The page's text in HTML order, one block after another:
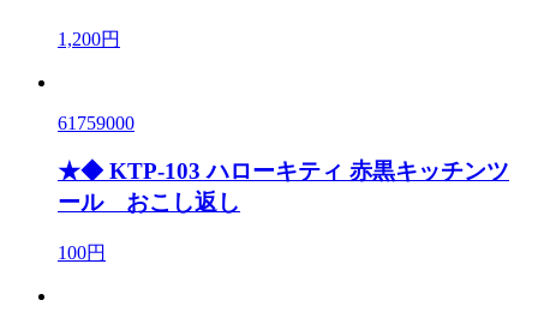
1,200円
61759000
★◆ KTP-103 ハローキティ 赤黒キッチンツ
ール おこし返し
100円